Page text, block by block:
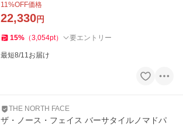
11%OFF価格
22,330円
15% （3,054pt） 要エントリー
最短8/11お届け
THE NORTH FACE
ザ・ノース・フェイス バーサタイルノマドパ